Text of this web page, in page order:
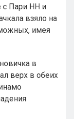
с Пари НН и
взяло на
имея
в
верх в обеих